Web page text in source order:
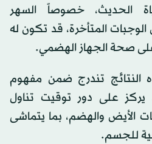
الحديث، خصوصاً السهر
المتأخرة، قد تكون له
صحة الجهاز الهضمي.
النتائج تندرج ضمن مفهوم
يركز على دور توقيت تناول
الأيض والهضم، بما يتماشى
للجسم.